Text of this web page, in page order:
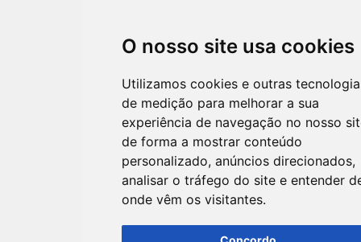
O nosso site usa cookies
Utilizamos cookies e outras
de medição para melhorar a sua
experiência de navegação no nosso
de forma a mostrar conteúdo
personalizado, anúncios direcionados,
analisar o tráfego do site e entender
onde vêm os visitantes.